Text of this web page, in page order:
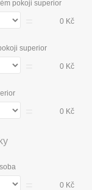
pokoji superior
0 Kč
superior
0 Kč
0 Kč
0 Kč